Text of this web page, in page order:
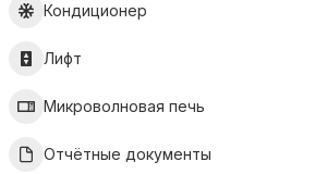
Кондиционер
Лифт
Микроволновая печь
Отчётные документы